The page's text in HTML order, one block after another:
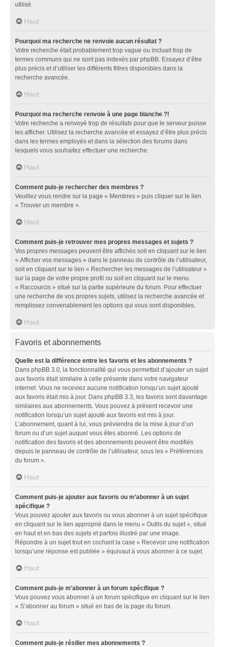
utilisé.
Haut
Pourquoi ma recherche ne renvoie aucun résultat ?
Votre recherche était probablement trop vague ou incluait trop de
termes communs qui ne sont pas indexés par phpBB. Essayez d’être
plus précis et d’utiliser les différents filtres disponibles dans la
recherche avancée.
Haut
Pourquoi ma recherche renvoie à une page blanche ?!
Votre recherche a renvoyé trop de résultats pour que le serveur puisse
les afficher. Utilisez la recherche avancée et essayez d’être plus précis
dans les termes employés et dans la sélection des forums dans
lesquels vous souhaitez effectuer une recherche.
Haut
Comment puis-je rechercher des membres ?
Veuillez vous rendre sur la page « Membres » puis cliquer sur le lien
« Trouver un membre ».
Haut
Comment puis-je retrouver mes propres messages et sujets ?
Vos propres messages peuvent être affichés soit en cliquant sur le lien
« Afficher vos messages » dans le panneau de contrôle de l’utilisateur,
soit en cliquant sur le lien « Rechercher les messages de l’utilisateur »
sur la page de votre propre profil ou soit en cliquant sur le menu
« Raccourcis » situé sur la partie supérieure du forum. Pour effectuer
une recherche de vos propres sujets, utilisez la recherche avancée et
remplissez convenablement les options qui vous sont disponibles.
Haut
Favoris et abonnements
Quelle est la différence entre les favoris et les abonnements ?
Dans phpBB 3.0, la fonctionnalité qui vous permettait d’ajouter un sujet
aux favoris était similaire à celle présente dans votre navigateur
internet. Vous ne receviez aucune notification lorsqu’un sujet ajouté
aux favoris était mis à jour. Dans phpBB 3.3, les favoris sont davantage
similaires aux abonnements. Vous pouvez à présent recevoir une
notification lorsqu’un sujet ajouté aux favoris est mis à jour.
L’abonnement, quant à lui, vous préviendra de la mise à jour d’un
forum ou d’un sujet auquel vous êtes abonné. Les options de
notification des favoris et des abonnements peuvent être modifiés
depuis le panneau de contrôle de l’utilisateur, sous les « Préférences
du forum ».
Haut
Comment puis-je ajouter aux favoris ou m’abonner à un sujet
spécifique ?
Vous pouvez ajouter aux favoris ou vous abonner à un sujet spécifique
en cliquant sur le lien approprié dans le menu « Outils du sujet », situé
en haut et en bas des sujets et parfois illustré par une image.
Répondre à un sujet tout en cochant la case « Recevoir une notification
lorsqu’une réponse est publiée » équivaut à vous abonner à ce sujet.
Haut
Comment puis-je m’abonner à un forum spécifique ?
Vous pouvez vous abonner à un forum spécifique en cliquant sur le lien
« S’abonner au forum » situé en bas de la page du forum.
Haut
Comment puis-je résilier mes abonnements ?